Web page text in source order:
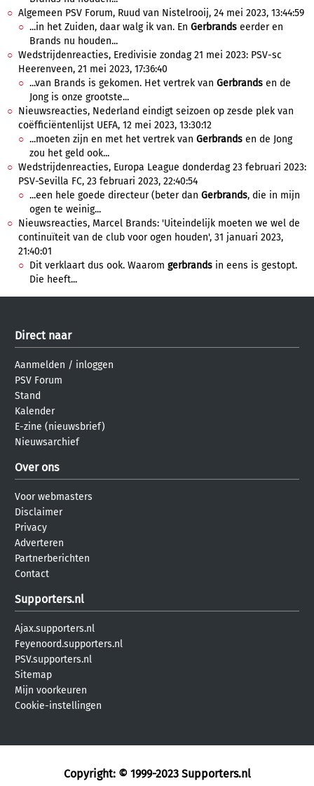
Algemeen PSV Forum, Ruud van Nistelrooij, 24 mei 2023, 13:44:59
...in het Zuiden, daar walg ik van. En Gerbrands eerder en
Brands nu houden...
Wedstrijdenreacties, Eredivisie zondag 21 mei 2023: PSV-sc
Heerenveen, 21 mei 2023, 17:36:40
...van Brands is gekomen. Het vertrek van Gerbrands en de
Jong is onze grootste...
Nieuwsreacties, Nederland eindigt seizoen op zesde plek van
coëfficiëntenlijst UEFA, 12 mei 2023, 13:30:12
...moeten zijn en met het vertrek van Gerbrands en de Jong
zou het geld ook...
Wedstrijdenreacties, Europa League donderdag 23 februari 2023:
PSV-Sevilla FC, 23 februari 2023, 22:40:54
...een hele goede directeur (beter dan Gerbrands, die in mijn
ogen te weinig...
Nieuwsreacties, Marcel Brands: 'Uiteindelijk moeten we wel de
continuïteit van de club voor ogen houden', 31 januari 2023,
21:40:01
Dit verklaart dus ook. Waarom gerbrands in eens is gestopt.
Die heeft...
Direct naar
Aanmelden / inloggen
PSV Forum
Stand
Kalender
E-zine (nieuwsbrief)
Nieuwsarchief
Over ons
Voor webmasters
Disclaimer
Privacy
Adverteren
Partnerberichten
Contact
Supporters.nl
Ajax.supporters.nl
Feyenoord.supporters.nl
PSV.supporters.nl
Sitemap
Mijn voorkeuren
Cookie-instellingen
Copyright: © 1999-2023 Supporters.nl